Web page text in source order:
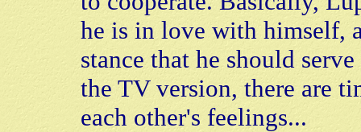
he is in love with himself,
stance that he should
the TV version, there are
each other's feelings...